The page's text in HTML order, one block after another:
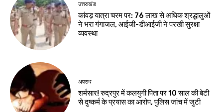
उत्तराखंड
कांवड़ यात्रा चरम पर: 76 लाख से अधिक श्रद्धालुओं
ने भरा गंगाजल, आईजी-डीआईजी ने परखी सुरक्षा
व्यवस्था
अपराध
शर्मसार! रुद्रपुर में कलयुगी पिता पर 10 साल की बेटी
से दुष्कर्म के प्रयास का आरोप, पुलिस जांच में जुटी